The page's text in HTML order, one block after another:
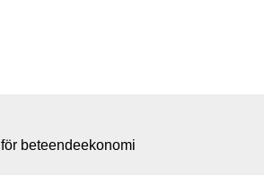
beteendeekonomi